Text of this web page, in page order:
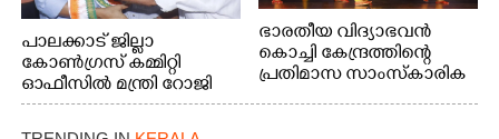
പാലക്കാട് ജില്ലാ
കോൺഗ്രസ് കമ്മിറ്റി
ഓഫീസിൽ മന്ത്രി റോജി
എം ജോണിന്
ഭാരതീയ വിദ്യാഭവൻ
കൊച്ചി കേന്ദ്രത്തിന്റെ
പ്രതിമാസ സാംസ്കാരിക